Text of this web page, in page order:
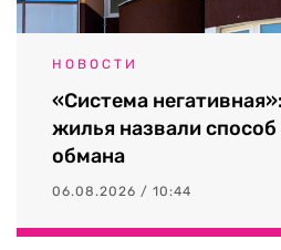
НОВОСТИ
«Система
жилья назвали
обмана
06.08.2026 / 10:44